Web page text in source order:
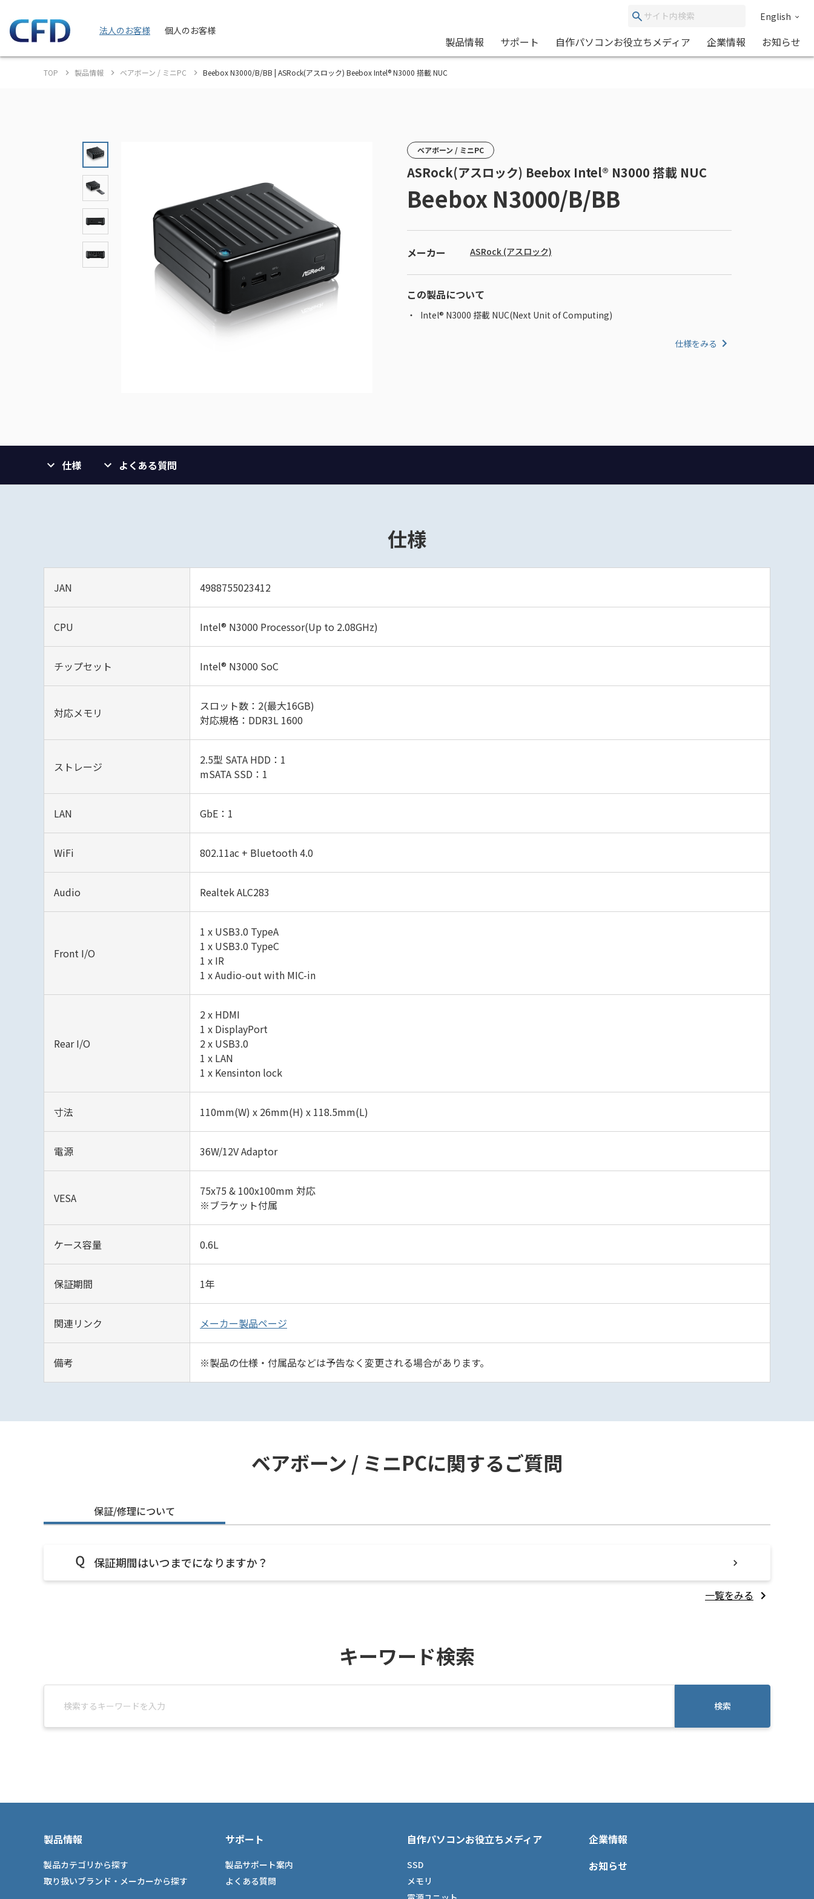
法人のお客様 個人のお客様
English
製品情報 サポート 自作パソコンお役立ちメディア 企業情報 お知らせ
TOP 製品情報 ベアボーン / ミニPC Beebox N3000/B/BB | ASRock(アスロック) Beebox Intel® N3000 搭載 NUC
ベアボーン / ミニPC
ASRock(アスロック) Beebox Intel® N3000 搭載 NUC
Beebox N3000/B/BB
メーカー ASRock (アスロック)
この製品について
Intel® N3000 搭載 NUC(Next Unit of Computing)
仕様をみる
仕様 よくある質問
仕様
JAN 4988755023412
CPU Intel® N3000 Processor(Up to 2.08GHz)
チップセット Intel® N3000 SoC
対応メモリ
スロット数：2(最大16GB)
対応規格：DDR3L 1600
ストレージ
2.5型 SATA HDD：1
mSATA SSD：1
LAN GbE：1
WiFi 802.11ac + Bluetooth 4.0
Audio Realtek ALC283
Front I/O
1 x USB3.0 TypeA
1 x USB3.0 TypeC
1 x IR
1 x Audio-out with MIC-in
Rear I/O
2 x HDMI
1 x DisplayPort
2 x USB3.0
1 x LAN
1 x Kensinton lock
寸法 110mm(W) x 26mm(H) x 118.5mm(L)
電源 36W/12V Adaptor
VESA
75x75 & 100x100mm 対応
※ブラケット付属
ケース容量 0.6L
保証期間 1年
関連リンク メーカー製品ページ
備考 ※製品の仕様・付属品などは予告なく変更される場合があります。
ベアボーン / ミニPCに関するご質問
保証/修理について
保証期間はいつまでになりますか？
一覧をみる
キーワード検索
検索
製品情報
製品カテゴリから探す
取り扱いブランド・メーカーから探す
サポート
製品サポート案内
よくある質問
自作パソコンお役立ちメディア
SSD
メモリ
企業情報
お知らせ